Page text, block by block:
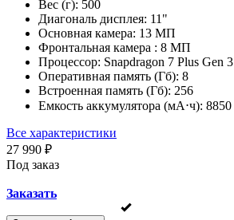
Вес (г): 500
Диагональ дисплея: 11"
Основная камера: 13 МП
Фронтальная камера : 8 МП
Процессор: Snapdragon 7 Plus Gen 3
Оперативная память (Гб): 8
Встроенная память (Гб): 256
Емкость аккумулятора (мА⋅ч): 8850
Все характеристики
27 990 ₽
Под заказ
Заказать